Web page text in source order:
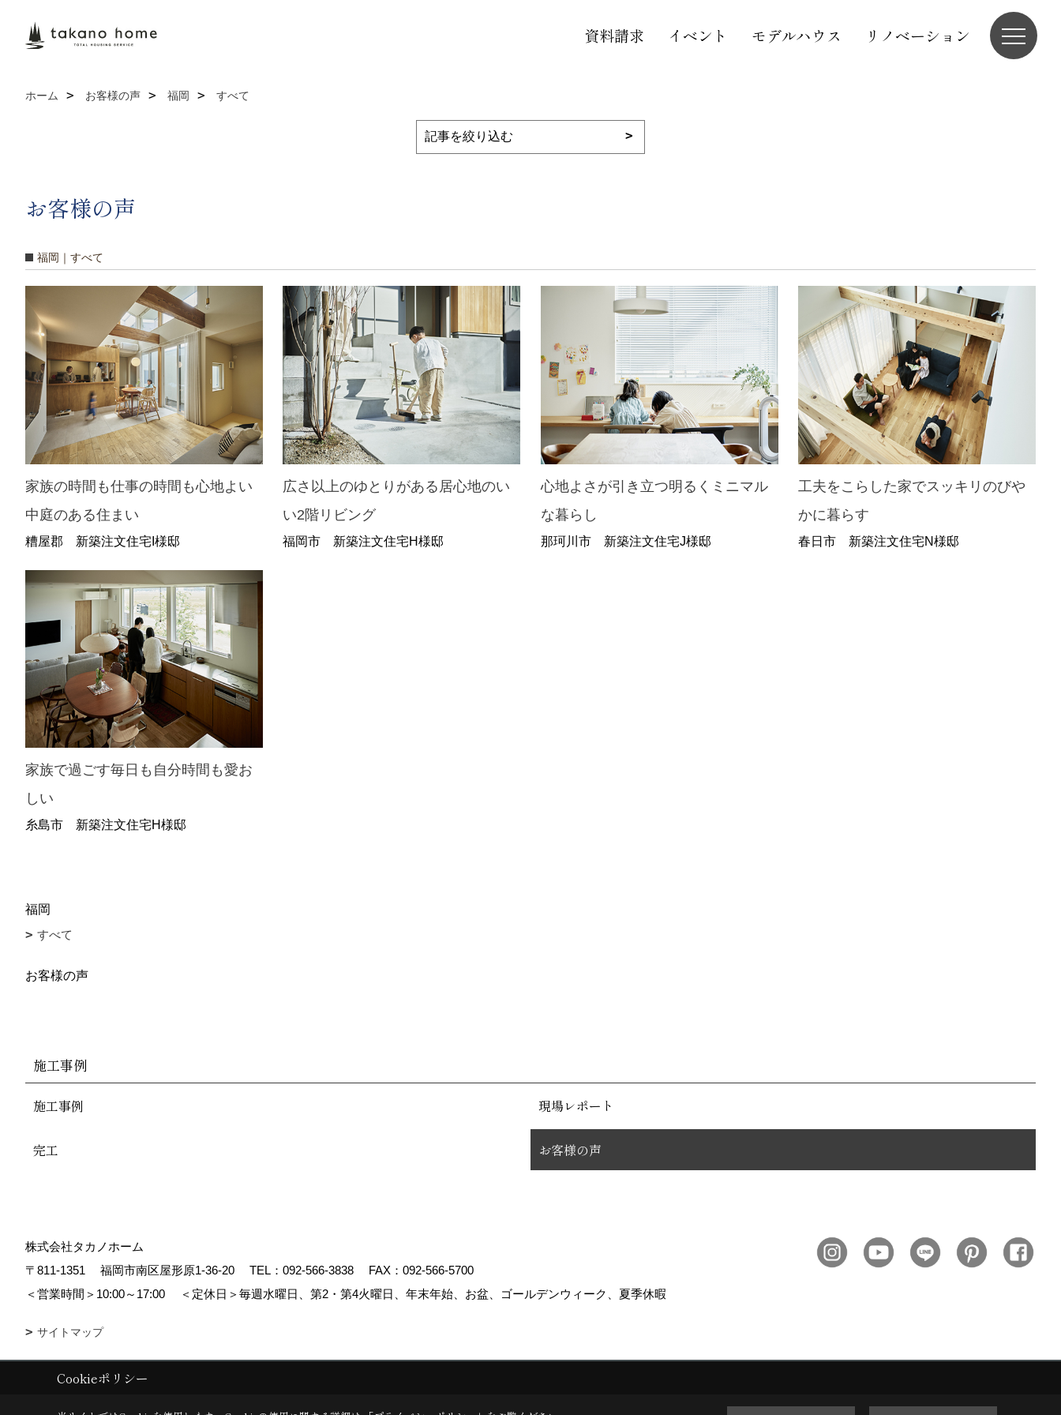
資料請求 イベント モデルハウス リノベーション
ホーム お客様の声 福岡 すべて
お客様の声
福岡｜すべて
家族の時間も仕事の時間も心地よい
中庭のある住まい
糟屋郡 新築注文住宅I様邸
広さ以上のゆとりがある居心地のい
い2階リビング
福岡市 新築注文住宅H様邸
心地よさが引き立つ明るくミニマル
な暮らし
那珂川市 新築注文住宅J様邸
工夫をこらした家でスッキリのびや
かに暮らす
春日市 新築注文住宅N様邸
家族で過ごす毎日も自分時間も愛お
しい
糸島市 新築注文住宅H様邸
福岡
すべて
お客様の声
施工事例
施工事例 現場レポート
完工 お客様の声
株式会社タカノホーム
〒811-1351
福岡市南区屋形原1-36-20 TEL： 092-566-3838
FAX：092-566-5700
＜営業時間＞10:00～17:00
＜定休日＞毎週水曜日、第2・第4火曜日、年末年始、お盆、ゴールデンウィーク、夏季休暇
サイトマップ
Copyright (c) TAKANO CONSTRUCTION CO.,LTD. All Rights Reserved.
Cookieポリシー